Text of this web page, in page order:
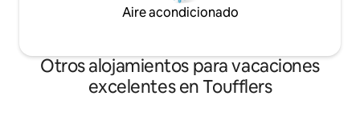
Aire acondicionado
Otros alojamientos para vacaciones
excelentes en Toufflers